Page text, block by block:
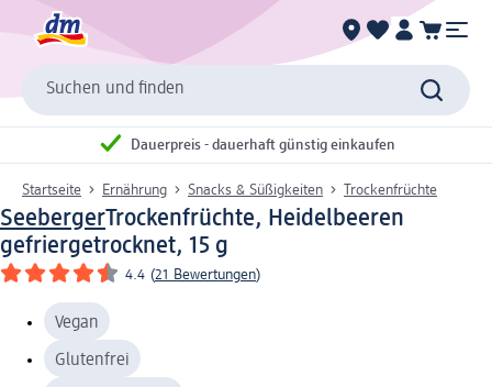
Suchen und finden
Dauerpreis - dauerhaft günstig einkaufen
Startseite Ernährung Snacks & Süßigkeiten Trockenfrüchte
SeebergerTrockenfrüchte, Heidelbeeren
gefriergetrocknet, 15 g
4.4 (21 Bewertungen)
Vegan
Glutenfrei